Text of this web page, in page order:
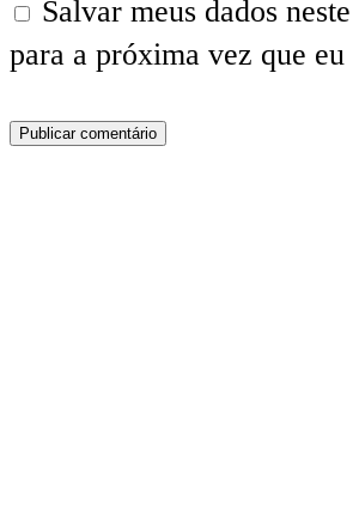
Salvar meus dados
para a próxima vez que eu